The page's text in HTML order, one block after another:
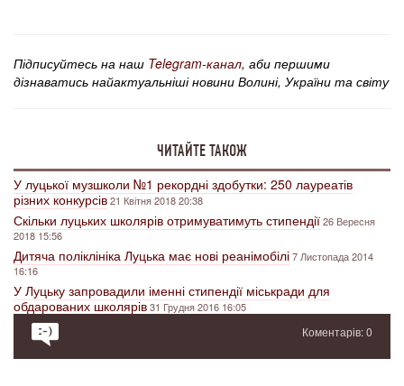
Підписуйтесь на наш Telegram-канал, аби першими
дізнаватись найактуальніші новини Волині, України та світу
ЧИТАЙТЕ ТАКОЖ
У луцької музшколи №1 рекордні здобутки: 250 лауреатів
різних конкурсів21 Квітня 2018 20:38
Скільки луцьких школярів отримуватимуть стипендії26 Вересня
2018 15:56
Дитяча поліклініка Луцька має нові реанімобілі7 Листопада 2014
16:16
У Луцьку запровадили іменні стипендії міськради для
обдарованих школярів31 Грудня 2016 16:05
Коментарів: 0